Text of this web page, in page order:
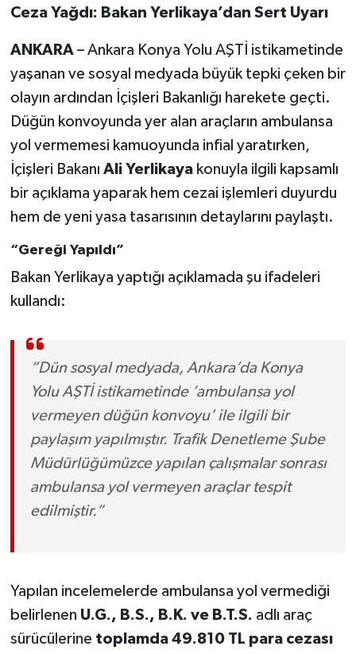
Ceza Yağdı: Bakan Yerlikaya’dan Sert Uyarı
ANKARA– Ankara Konya Yolu AŞTİ istikametinde
yaşanan ve sosyal medyada büyük tepki çeken bir
olayın ardından İçişleri Bakanlığı harekete geçti.
Düğün konvoyunda yer alan araçların ambulansa
yol vermemesi kamuoyunda infial yaratırken,
İçişleri Bakanı Ali Yerlikayakonuyla ilgili kapsamlı
bir açıklama yaparak hem cezai işlemleri duyurdu
hem de yeni yasa tasarısının detaylarını paylaştı.
“Gereği Yapıldı”
Bakan Yerlikaya yaptığı açıklamada şu ifadeleri
kullandı:
“Dün sosyal medyada, Ankara’da Konya
Yolu AŞTİ istikametinde ‘ambulansa yol
vermeyen düğün konvoyu’ ile ilgili bir
paylaşım yapılmıştır. Trafik Denetleme Şube
Müdürlüğümüzce yapılan çalışmalar sonrası
ambulansa yol vermeyen araçlar tespit
edilmiştir.”
Yapılan incelemelerde ambulansa yol vermediği
belirlenen U.G., B.S., B.K. ve B.T.S. adlı araç
sürücülerine toplamda 49.810 TL para cezası